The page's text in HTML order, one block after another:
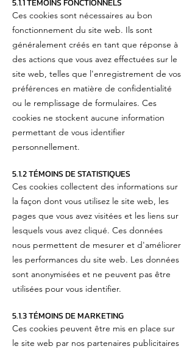
5.1.1 TÉMOINS FONCTIONNELS
Ces cookies sont nécessaires au bon
fonctionnement du site web. Ils sont
généralement créés en tant que réponse à
des actions que vous avez effectuées sur le
site web, telles que l'enregistrement de vos
préférences en matière de confidentialité
ou le remplissage de formulaires. Ces
cookies ne stockent aucune information
permettant de vous identifier
personnellement.
5.1.2 TÉMOINS DE STATISTIQUES
Ces cookies collectent des informations sur
la façon dont vous utilisez le site web, les
pages que vous avez visitées et les liens sur
lesquels vous avez cliqué. Ces données
nous permettent de mesurer et d'améliorer
les performances du site web. Les données
sont anonymisées et ne peuvent pas être
utilisées pour vous identifier.
5.1.3 TÉMOINS DE MARKETING
Ces cookies peuvent être mis en place sur
le site web par nos partenaires publicitaires